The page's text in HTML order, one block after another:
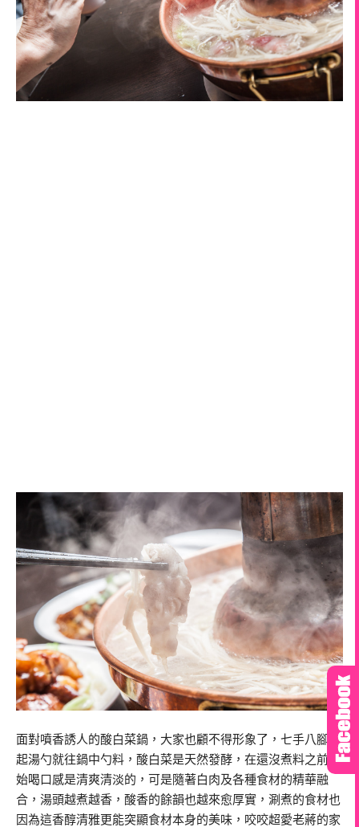
面對噴香誘人的酸白菜鍋，大家也顧不得形象了，七手八腳拿
起湯勺就往鍋中勺料，酸白菜是天然發酵，在還沒煮料之前開
始喝口感是清爽清淡的，可是隨著白肉及各種食材的精華融
合，湯頭越煮越香，酸香的餘韻也越來愈厚實，涮煮的食材也
因為這香醇清雅更能突顯食材本身的美味，咬咬超愛老蔣的家